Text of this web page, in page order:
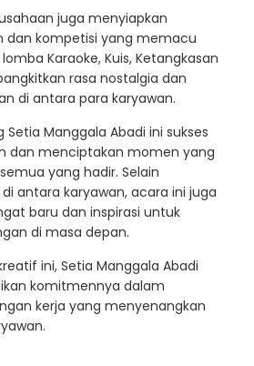
juga menyiapkan
dan kompetisi yang memacu
Karaoke, Kuis, Ketangkasan
rasa nostalgia dan
di antara para karyawan.
Manggala Abadi ini sukses
dan menciptakan momen yang
yang hadir. Selain
antara karyawan, acara ini juga
baru dan inspirasi untuk
di masa depan.
ini, Setia Manggala Abadi
komitmennya dalam
kerja yang menyenangkan